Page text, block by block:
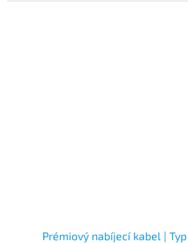
Prémiový nabíjecí kabel |